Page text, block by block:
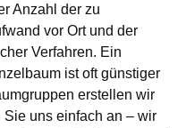
Anzahl der zu
vor Ort und der
Verfahren. Ein
ist oft günstiger
erstellen wir
uns einfach an – wir